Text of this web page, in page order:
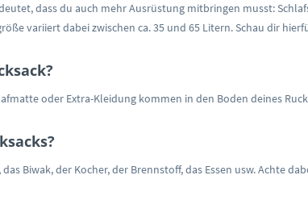
dass du auch mehr Ausrüstung mitbringen musst:
variiert dabei zwischen ca. 35 und 65 Litern. Schau dir
oder Extra-Kleidung kommen in den Boden deines
Biwak, der Kocher, der Brennstoff, das Essen usw. Achte